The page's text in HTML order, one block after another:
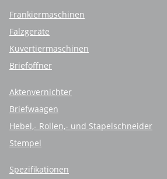
Frankiermaschinen
Falzgeräte
Kuvertiermaschinen
Brieföffner
Aktenvernichter
Briefwaagen
Hebel,- Rollen,- und Stapelschneider
Stempel
Spezifikationen